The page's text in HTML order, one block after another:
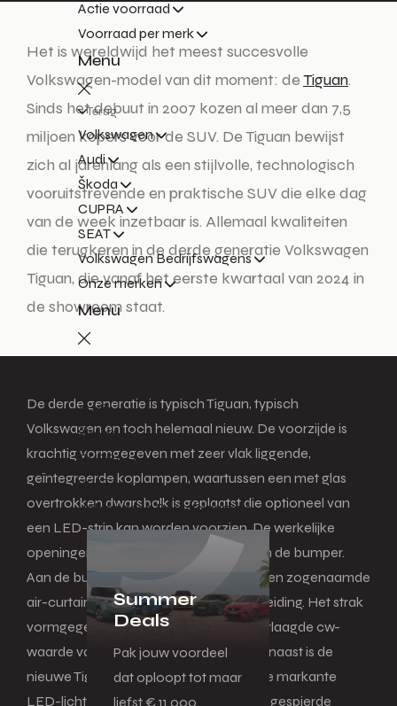
Actie voorraad
Voorraad per merk
Menu
Terug
Volkswagen
Audi
Škoda
CUPRA
SEAT
Volkswagen Bedrijfswagens
Onze merken
Menu
Terug
Audi
Škoda
CUPRA
SEAT
Volkswagen Bedrijfswagens
Summer
Deals
Pak jouw voordeel
dat oploopt tot maar
liefst € 11.000.
Het is wereldwijd het meest succesvolle
Volkswagen-model van dit moment: deTiguan.
Sinds het debuut in 2007 kozen al meer dan 7,5
miljoen kopers voor de SUV. De Tiguan bewijst
zich al jarenlang als een stijlvolle, technologisch
vooruitstrevende en praktische SUV die elke dag
van de week inzetbaar is. Allemaal kwaliteiten
die terugkeren in de derde generatie Volkswagen
Tiguan, die vanaf het eerste kwartaal van 2024 in
de showroom staat.
De derde generatie is typisch Tiguan, typisch
Volkswagen en toch helemaal nieuw. De voorzijde is
krachtig vormgegeven met zeer vlak liggende,
geïntegreerde koplampen, waartussen een met glas
overtrokken dwarsbalk is geplaatst die optioneel van
een LED-strip kan worden voorzien. De werkelijke
openingen van de grille bevinden zich in de bumper.
Aan de buitenkant van de bumper zorgen zogenaamde
air-curtains voor een optimale luchtgeleiding. Het strak
vormgegeven front resulteert in een verlaagde cw-
waarde van 0,28 (voorheen: 0,33). Daarnaast is de
nieuwe Tiguan ook te herkennen aan de markante
LED-lichtbalk aan de achterzijde en de gespierde